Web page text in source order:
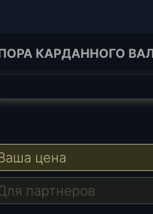
КАРДАННОГО
цена
партнеров